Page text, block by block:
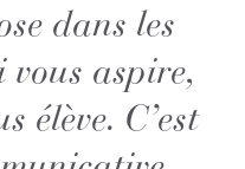
dans les
aspire,
élève. C’est